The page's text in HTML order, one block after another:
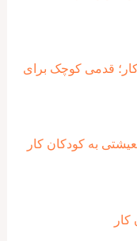
قدمی کوچک برای
معیشتی به کودکان کار